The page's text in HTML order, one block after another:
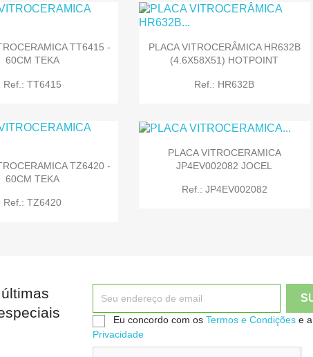
 Quick view  Quick view
TT6415 -
60CM TEKA
Ref.: TT6415
PLACA VITROCERÂMICA HR632B
(4.6X58X51) HOTPOINT
Ref.: HR632B
 Quick view
TZ6420 -
60CM TEKA
Ref.: TZ6420
 Quick view
PLACA VITROCERAMICA
JP4EV002082 JOCEL
Ref.: JP4EV002082

Eu concordo com osTermos e Condições e a
Privacidade